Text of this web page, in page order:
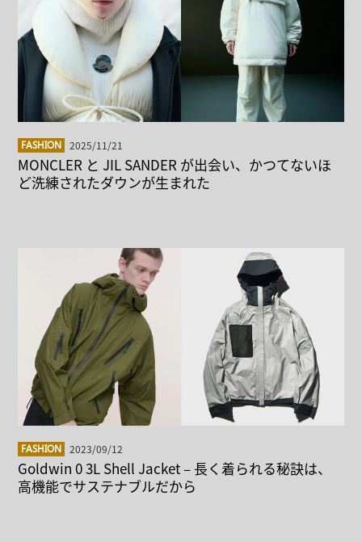
FASHION 2025/11/21
MONCLER と JIL SANDER が出会い、かつてないほ
ど洗練されたダウンが生まれた
FASHION 2023/09/12
Goldwin 0 3L Shell Jacket – 長く着られる秘訣は、
高機能でサステナブルだから